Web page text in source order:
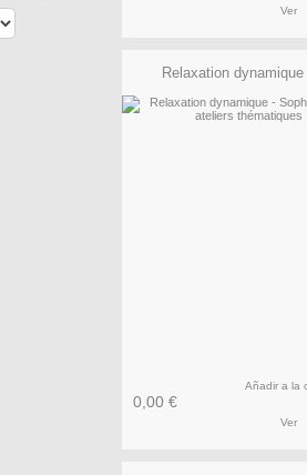
Ver
Relaxation
0,00 €
Añadir a la
Ver